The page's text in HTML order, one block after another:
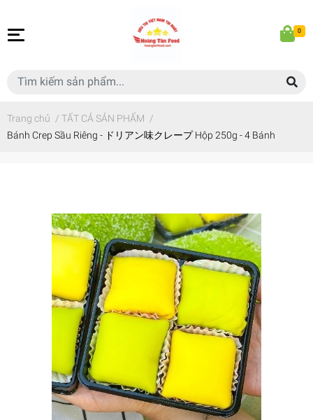
0
Trang chủ / TẤT CẢ SẢN PHẨM /
Bánh Crep Sầu Riêng - ドリアン味クレープ Hộp 250g - 4 Bánh